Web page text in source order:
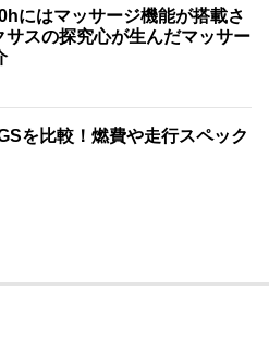
にはマッサージ機能が搭載さ
スの探究心が生んだマッサー
を比較！燃費や走行スペック